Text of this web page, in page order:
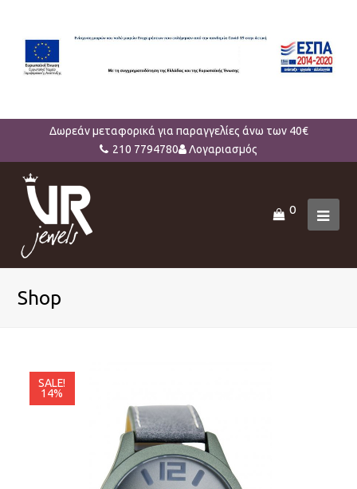
Δωρεάν μεταφορικά για παραγγελίες άνω των 40€
210 7794780
Λογαριασμός
0
Shop
SALE!
14%